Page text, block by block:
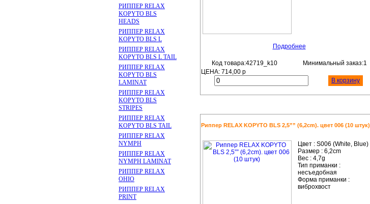
РИППЕР RELAX
KOPYTO BLS
HEADS
РИППЕР RELAX
KOPYTO BLS L
РИППЕР RELAX
KOPYTO BLS L TAIL
РИППЕР RELAX
KOPYTO BLS
LAMINAT
РИППЕР RELAX
KOPYTO BLS
STRIPES
РИППЕР RELAX
KOPYTO BLS TAIL
РИППЕР RELAX
NYMPH
РИППЕР RELAX
NYMPH LAMINAT
РИППЕР RELAX
OHIO
РИППЕР RELAX
PRINT
Подробнее
Код товара:42719_k10
Минимальный заказ:1
ЦЕНА: 714,00 р
В корзину
Риппер RELAX KOPYTO BLS 2,5”” (6,2cm). цвет 006 (10 штук)
Цвет : S006 (White, Blue)
Размер : 6,2cm
Вес : 4,7g
Тип приманки :
несъедобная
Форма приманки :
виброхвост